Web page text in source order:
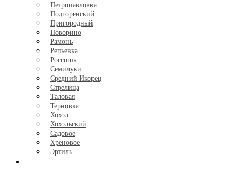
Петропавловка
Подгоренский
Пригородный
Поворино
Рамонь
Репьевка
Россошь
Семилуки
Средний Икорец
Стрелица
Таловая
Терновка
Хохол
Хохольский
Садовое
Хреновое
Эртиль